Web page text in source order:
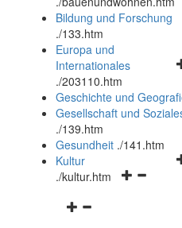
Bildung und Forschung
./133.htm
Europa und
Internationales
./203110.htm
Geschichte und
Gesellschaft und
./139.htm
Gesundheit ./141.htm
Kultur
./kultur.htm
Navigationsmenü